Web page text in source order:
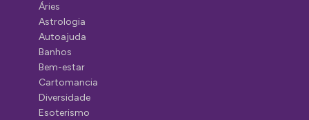
Áries
Astrologia
Autoajuda
Banhos
Bem-estar
Cartomancia
Diversidade
Esoterismo